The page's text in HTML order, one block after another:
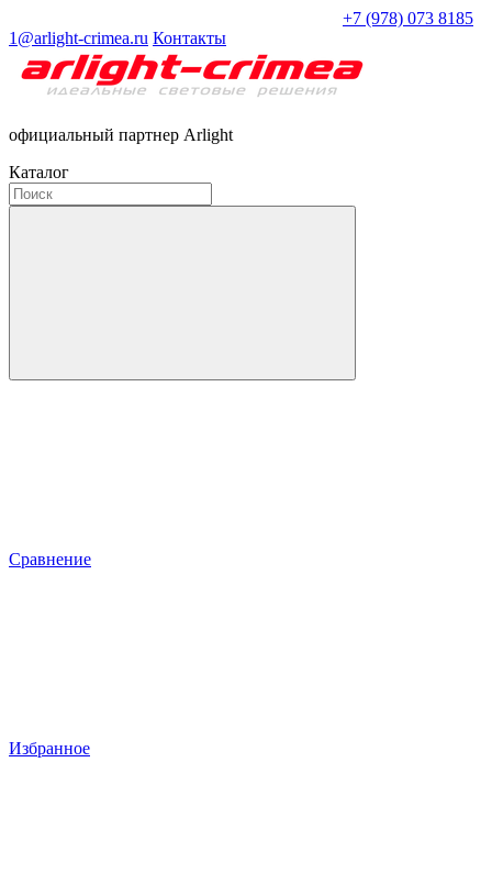
+7 (978) 073 8185
1@arlight-crimea.ru Контакты
официальный партнер Arlight
Каталог
Сравнение
Избранное